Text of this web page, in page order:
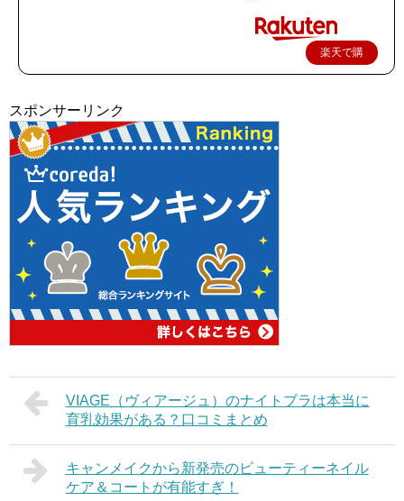
楽天で購
入
スポンサーリンク
VIAGE（ヴィアージュ）のナイトブラは本当に
育乳効果がある？口コミまとめ
キャンメイクから新発売のビューティーネイル
ケア＆コートが有能すぎ！